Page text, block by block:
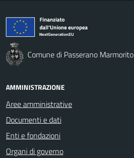
Comune di Passerano Marmorito
AMMINISTRAZIONE
Aree amministrative
Documenti e dati
Enti e fondazioni
Organi di governo